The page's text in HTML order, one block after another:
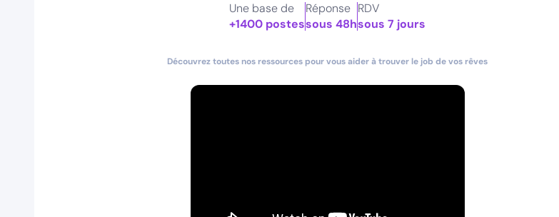
Une base de
+1400 postes
Réponse
sous 48h
RDV
sous 7 jours
Découvrez toutes nos ressources pour vous aider à trouver le job de vos rêves